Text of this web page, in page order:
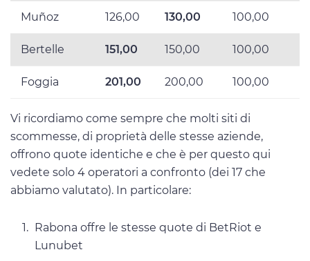
Muñoz 126,00 130,00 100,00
Bertelle 151,00 150,00 100,00
Foggia 201,00 200,00 100,00
Vi ricordiamo come sempre che molti siti di
scommesse, di proprietà delle stesse aziende,
offrono quote identiche e che è per questo qui
vedete solo 4 operatori a confronto (dei 17 che
abbiamo valutato). In particolare:
Rabona offre le stesse quote di BetRiot e
Lunubet